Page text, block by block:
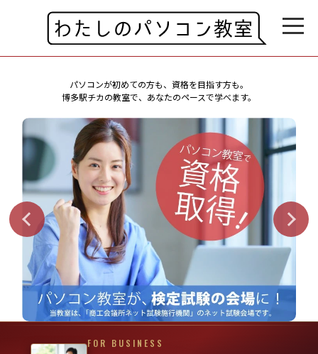
パソコンが初めての方も、資格を目指す方も。
博多駅チカの教室で、あなたのペースで学べます。
FOR BUSINESS